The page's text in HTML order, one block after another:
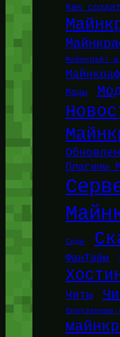
Как
Майнкрафт
Моды
Плагины
Сиды
ФанТайм
Читы
браузерные